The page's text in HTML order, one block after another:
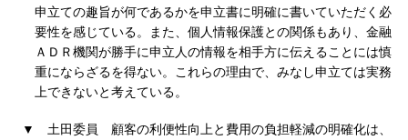
申立ての趣旨が何であるかを申立書に明確に書いていただく必
要性を感じている。また、個人情報保護との関係もあり、金融
ＡＤＲ機関が勝手に申立人の情報を相手方に伝えることには慎
重にならざるを得ない。これらの理由で、みなし申立ては実務
上できないと考えている。
▼ 土田委員
顧客の利便性向上と費用の負担軽減の明確化は、